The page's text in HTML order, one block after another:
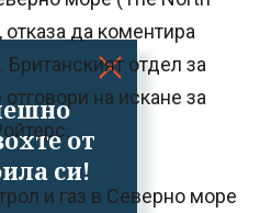
от
си!
да коментира
отдел за
на искане за
и газ в Северно море